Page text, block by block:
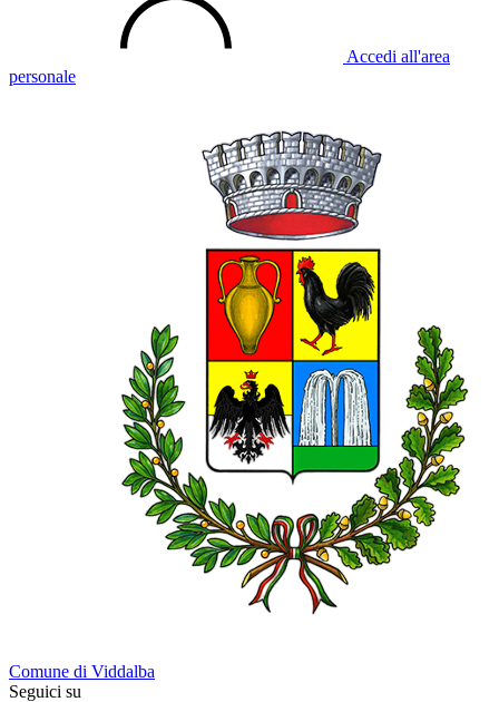
Accedi all'area
personale
Comune di Viddalba
Seguici su